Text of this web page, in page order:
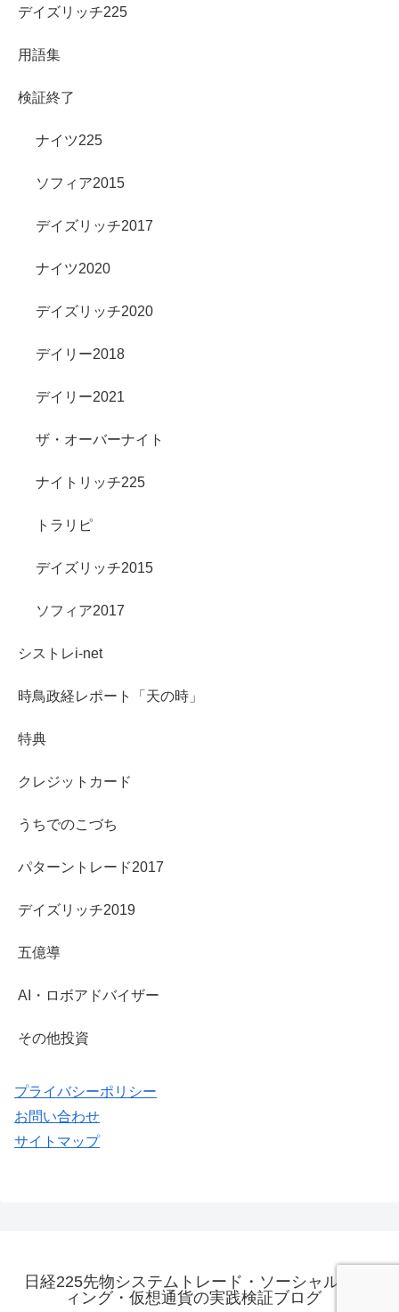
デイズリッチ225
用語集
検証終了
ナイツ225
ソフィア2015
デイズリッチ2017
ナイツ2020
デイズリッチ2020
デイリー2018
デイリー2021
ザ・オーバーナイト
ナイトリッチ225
トラリピ
デイズリッチ2015
ソフィア2017
シストレi-net
時鳥政経レポート「天の時」
特典
クレジットカード
うちでのこづち
パターントレード2017
デイズリッチ2019
五億導
AI・ロボアドバイザー
その他投資
プライバシーポリシー
お問い合わせ
サイトマップ
日経225先物システムトレード・ソーシャルレンデ
ィング・仮想通貨の実践検証ブログ